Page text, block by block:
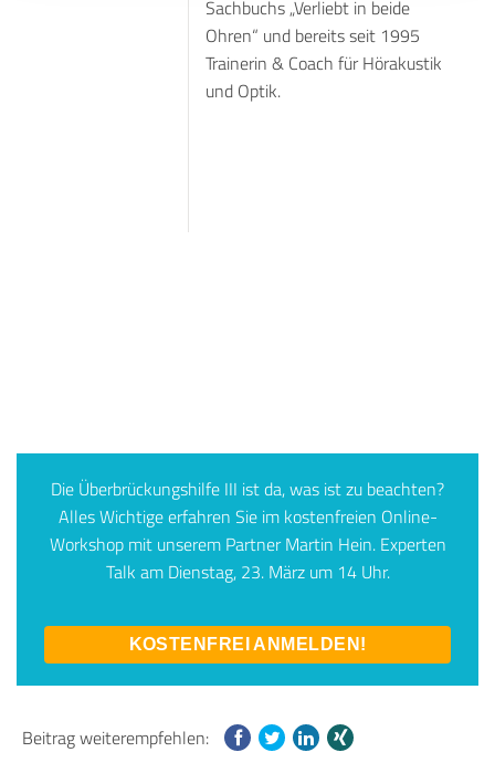
Sachbuchs „Verliebt in beide
Ohren“ und bereits seit 1995
Trainerin & Coach für Hörakustik
und Optik.
Die Überbrückungshilfe III ist da, was ist zu beachten?
Alles Wichtige erfahren Sie im kostenfreien Online-
Workshop mit unserem Partner Martin Hein. Experten
Talk am Dienstag, 23. März um 14 Uhr.
KOSTENFREI ANMELDEN!
Beitrag weiterempfehlen: